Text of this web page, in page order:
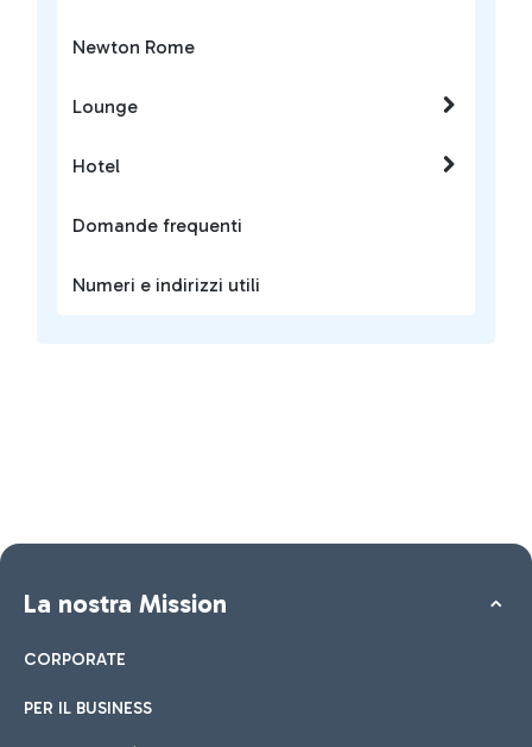
Newton Rome
Lounge
Hotel
Domande frequenti
Numeri e indirizzi utili
La nostra Mission
CORPORATE
PER IL BUSINESS